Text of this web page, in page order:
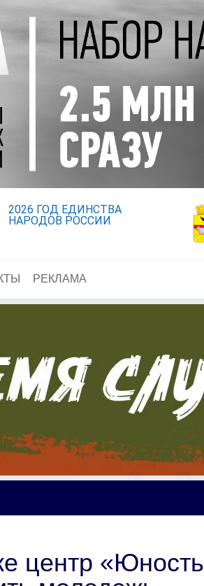
2026 ГОД ЕДИНСТВА
НАРОДОВ РОССИИ
РЕКЛАМА
центр «Юность